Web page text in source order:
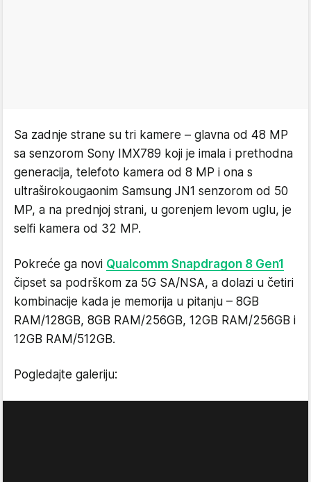
Sa zadnje strane su tri kamere – glavna od 48 MP
sa senzorom Sony IMX789 koji je imala i prethodna
generacija, telefoto kamera od 8 MP i ona s
ultraširokougaonim Samsung JN1 senzorom od 50
MP, a na prednjoj strani, u gorenjem levom uglu, je
selfi kamera od 32 MP.
Pokreće ga novi Qualcomm Snapdragon 8 Gen1
čipset sa podrškom za 5G SA/NSA, a dolazi u četiri
kombinacije kada je memorija u pitanju – 8GB
RAM/128GB, 8GB RAM/256GB, 12GB RAM/256GB i
12GB RAM/512GB.
Pogledajte galeriju: